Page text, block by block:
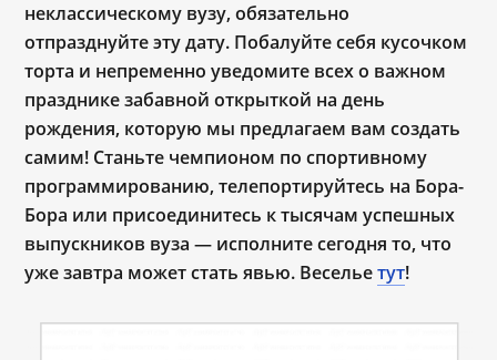
неклассическому вузу, обязательно
отпразднуйте эту дату. Побалуйте себя кусочком
торта и непременно уведомите всех о важном
празднике забавной открыткой на день
рождения, которую мы предлагаем вам создать
самим! Станьте чемпионом по спортивному
программированию, телепортируйтесь на Бора-
Бора или присоединитесь к тысячам успешных
выпускников вуза — исполните сегодня то, что
уже завтра может стать явью. Весельетут!